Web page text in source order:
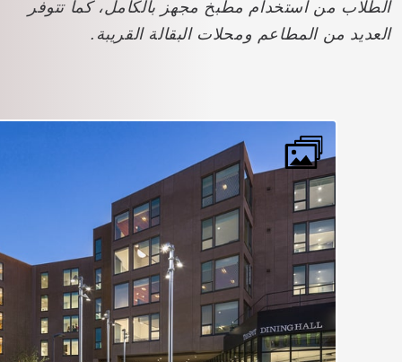
الطلاب من استخدام مطبخ مجهز بالكامل، كما تتوفر
العديد من المطاعم ومحلات البقالة القريبة.